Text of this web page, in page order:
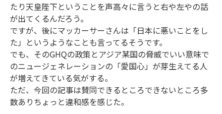
たり天皇陛下ということを声高々に言うと右や左やの話
が出てくるんだろう。
ですが、後にマッカーサーさんは「日本に悪いことをし
た」というようなことも言ってるそうです。
でも、そのGHQの政策とアジア某国の脅威でいい意味で
のニュージェネレーションの「愛国心」が芽生えてる人
が増えてきている気がする。
ただ、今回の記事は賛同できるところできないところ多
数ありちょっと違和感を感じた。